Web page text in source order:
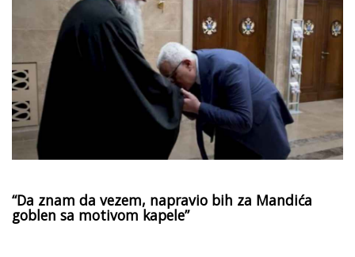
“Da znam da vezem, napravio bih za Mandića
goblen sa motivom kapele”